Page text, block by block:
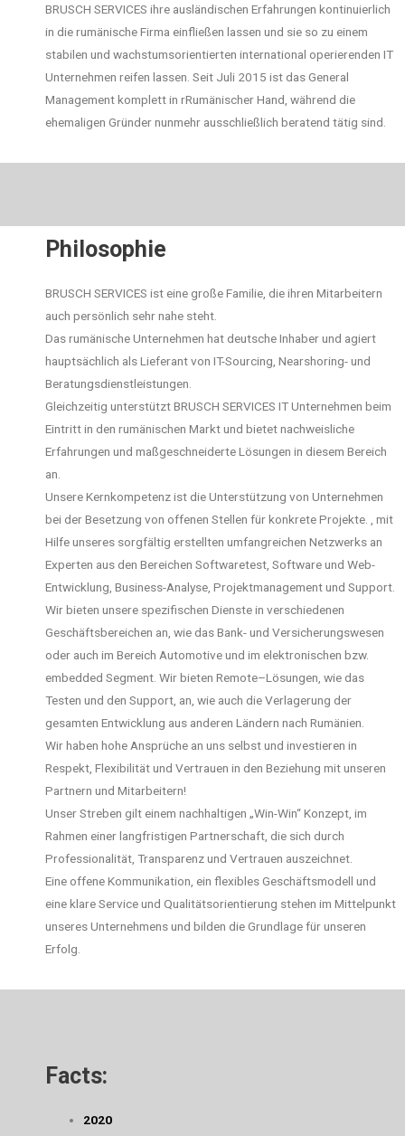
BRUSCH SERVICES ihre ausländischen Erfahrungen kontinuierlich
in die rumänische Firma einfließen lassen und sie so zu einem
stabilen und wachstumsorientierten international operierenden IT
Unternehmen reifen lassen. Seit Juli 2015 ist das General
Management komplett in rRumänischer Hand, während die
ehemaligen Gründer nunmehr ausschließlich beratend tätig sind.
Philosophie
BRUSCH SERVICES ist eine große Familie, die ihren Mitarbeitern
auch persönlich sehr nahe steht.
Das rumänische Unternehmen hat deutsche Inhaber und agiert
hauptsächlich als Lieferant von IT-Sourcing, Nearshoring- und
Beratungsdienstleistungen.
Gleichzeitig unterstützt BRUSCH SERVICES IT Unternehmen beim
Eintritt in den rumänischen Markt und bietet nachweisliche
Erfahrungen und maßgeschneiderte Lösungen in diesem Bereich
an.
Unsere Kernkompetenz ist die Unterstützung von Unternehmen
bei der Besetzung von offenen Stellen für konkrete Projekte. , mit
Hilfe unseres sorgfältig erstellten umfangreichen Netzwerks an
Experten aus den Bereichen Softwaretest, Software und Web-
Entwicklung, Business-Analyse, Projektmanagement und Support.
Wir bieten unsere spezifischen Dienste in verschiedenen
Geschäftsbereichen an, wie das Bank- und Versicherungswesen
oder auch im Bereich Automotive und im elektronischen bzw.
embedded Segment. Wir bieten Remote–Lösungen, wie das
Testen und den Support, an, wie auch die Verlagerung der
gesamten Entwicklung aus anderen Ländern nach Rumänien.
Wir haben hohe Ansprüche an uns selbst und investieren in
Respekt, Flexibilität und Vertrauen in den Beziehung mit unseren
Partnern und Mitarbeitern!
Unser Streben gilt einem nachhaltigen „Win-Win“ Konzept, im
Rahmen einer langfristigen Partnerschaft, die sich durch
Professionalität, Transparenz und Vertrauen auszeichnet.
Eine offene Kommunikation, ein flexibles Geschäftsmodell und
eine klare Service und Qualitätsorientierung stehen im Mittelpunkt
unseres Unternehmens und bilden die Grundlage für unseren
Erfolg.
Facts:
2020